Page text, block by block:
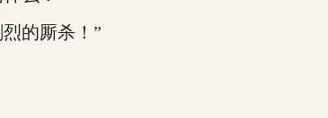
的厮杀！”